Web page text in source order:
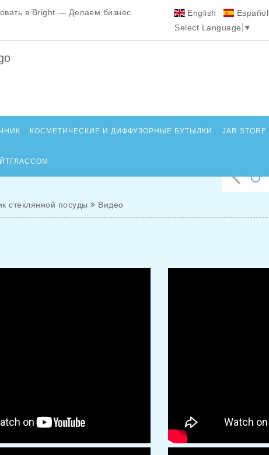
в Bright — Делаем бизнес
English Español
Select Language ▼
КОСМЕТИЧЕСКИЕ И ДИФФУЗОРНЫЕ БУТЫЛКИ JAR STORE
стеклянной посуды Видео